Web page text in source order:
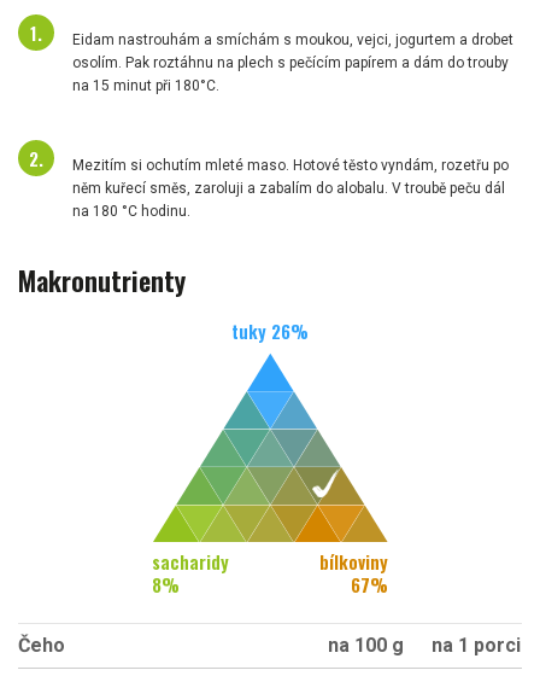
Eidam nastrouhám a smíchám s moukou, vejci, jogurtem a drobet
osolím. Pak roztáhnu na plech s pečícím papírem a dám do trouby
na 15 minut při 180°C.
Mezitím si ochutím mleté maso. Hotové těsto vyndám, rozetřu po
něm kuřecí směs, zaroluji a zabalím do alobalu. V troubě peču dál
na 180 °C hodinu.
Makronutrienty
tuky 26%
sacharidy
8%
bílkoviny
67%
Čeho na 100 g
na 1 porci